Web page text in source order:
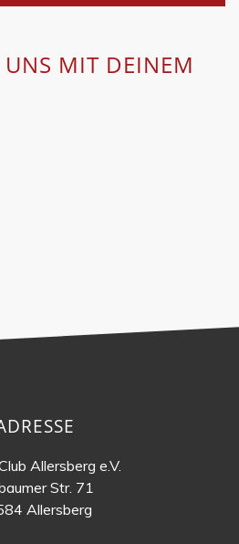
UNS MIT DEINEM
Allersberg e.V.
Str. 71
Allersberg